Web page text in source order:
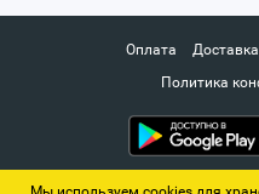
Оплата Доставка
Политика